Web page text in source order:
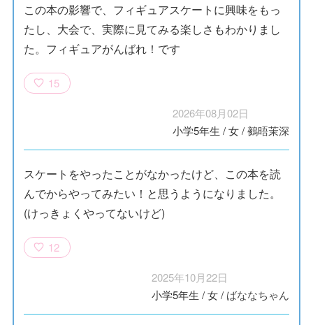
この本の影響で、フィギュアスケートに興味をもっ
たし、大会で、実際に見てみる楽しさもわかりまし
た。フィギュアがんばれ！です
15
2026年08月02日
小学5年生 /女/鵺晤茉深
スケートをやったことがなかったけど、この本を読
んでからやってみたい！と思うようになりました。
(けっきょくやってないけど)
12
2025年10月22日
小学5年生 /女/ ばななちゃん